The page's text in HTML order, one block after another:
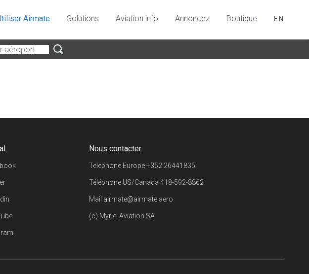
Airmate Solutions Aviation info Annoncez Boutique EN
Nous contacter
Téléphone Europe+352 26441835
Téléphone US/Canada418-592-8862
Mail airmate@airmate.aero
(c) Myriel Aviation SA